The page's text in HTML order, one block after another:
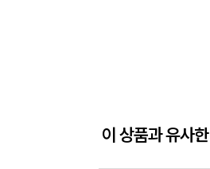
이 상품과 유사한